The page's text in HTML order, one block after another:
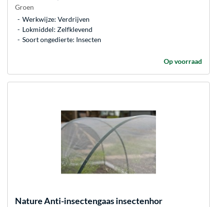
Groen
Werkwijze: Verdrijven
Lokmiddel: Zelfklevend
Soort ongedierte: Insecten
Op voorraad
NatureAnti-insectengaas insectenhor